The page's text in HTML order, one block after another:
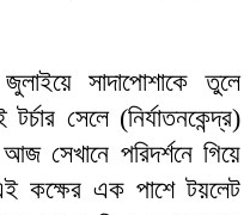
সাদাপোশাকে তুলে
সেলে (নির্যাতনকেন্দ্র)
সেখানে পরিদর্শনে গিয়ে
কক্ষের এক পাশে টয়লেট